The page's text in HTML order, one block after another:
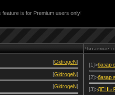
feature is for Premium users only!
Читаемые
[GidrogeN]
[GidrogeN]
[GidrogeN]
[1]>базар
[2]>базар
[3]>ДЕНЬ